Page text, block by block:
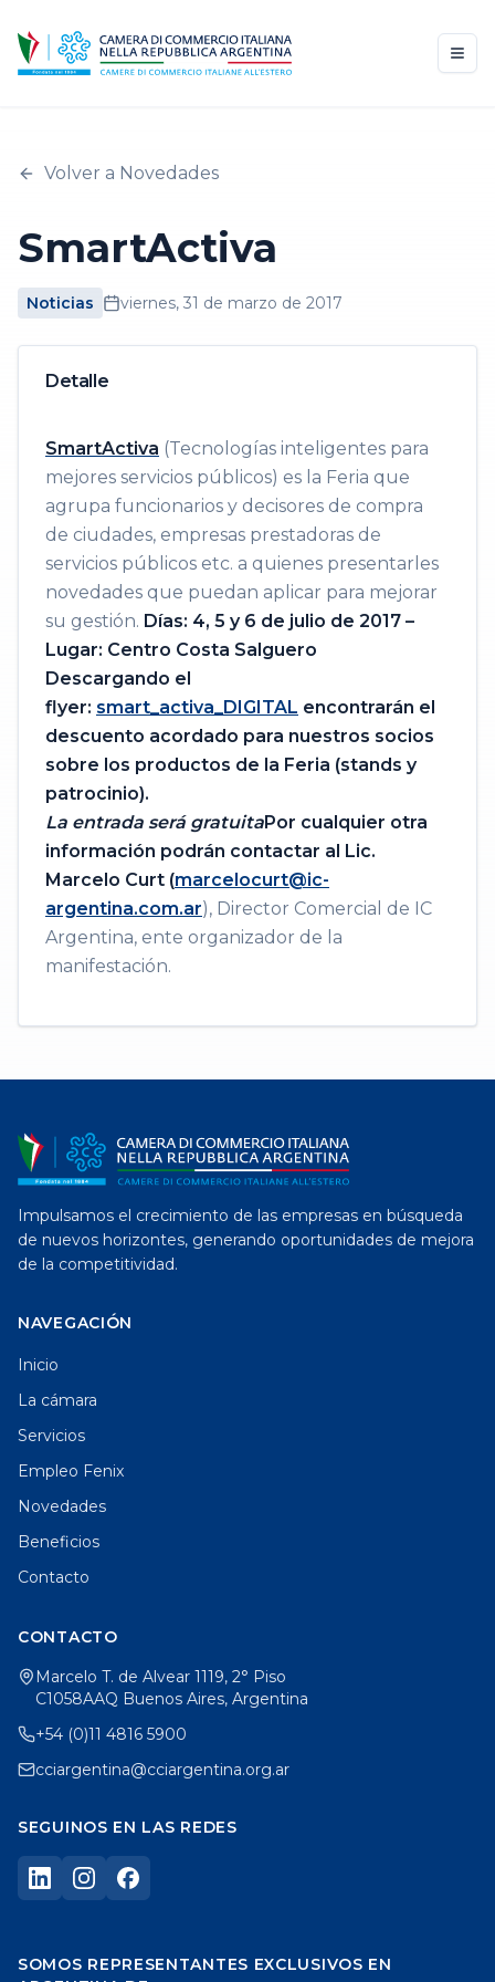
Volver a Novedades
SmartActiva
Noticias viernes, 31 de marzo de 2017
Detalle
SmartActiva (Tecnologías inteligentes para
mejores servicios públicos) es la Feria que
agrupa funcionarios y decisores de compra
de ciudades, empresas prestadoras de
servicios públicos etc. a quienes presentarles
novedades que puedan aplicar para mejorar
su gestión. Días: 4, 5 y 6 de julio de 2017 –
Lugar: Centro Costa Salguero
Descargando el
flyer: smart_activa_DIGITAL encontrarán el
descuento acordado para nuestros socios
sobre los productos de la Feria (stands y
patrocinio).
La entrada será gratuitaPor cualquier otra
información podrán contactar al Lic.
Marcelo Curt (marcelocurt@ic-
argentina.com.ar), Director Comercial de IC
Argentina, ente organizador de la
manifestación.
Impulsamos el crecimiento de las empresas en búsqueda
de nuevos horizontes, generando oportunidades de mejora
de la competitividad.
NAVEGACIÓN
Inicio
La cámara
Servicios
Empleo Fenix
Novedades
Beneficios
Contacto
CONTACTO
Marcelo T. de Alvear 1119, 2° Piso
C1058AAQ Buenos Aires, Argentina
+54 (0)11 4816 5900
cciargentina@cciargentina.org.ar
SEGUINOS EN LAS REDES
SOMOS REPRESENTANTES EXCLUSIVOS EN